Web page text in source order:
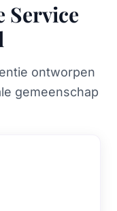
Service
ontworpen
gemeenschap